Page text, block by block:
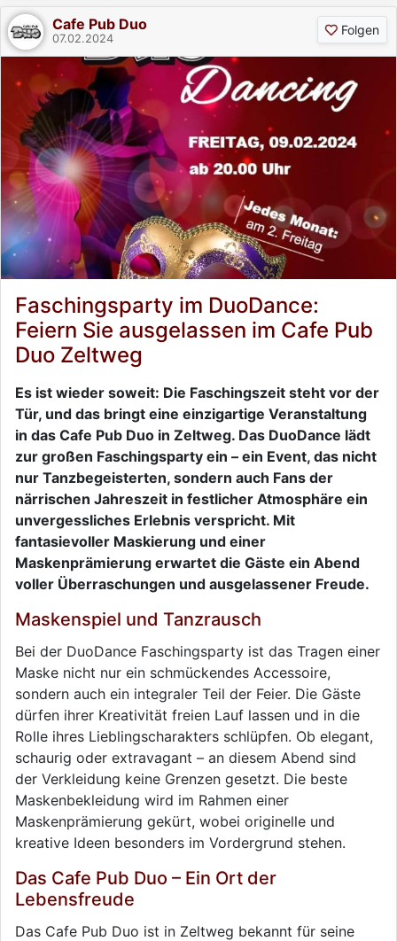
Cafe Pub Duo
07.02.2024
Folgen
Faschingsparty im DuoDance:
Feiern Sie ausgelassen im Cafe Pub
Duo Zeltweg
Es ist wieder soweit: Die Faschingszeit steht vor der
Tür, und das bringt eine einzigartige Veranstaltung
in das Cafe Pub Duo in Zeltweg. Das DuoDance lädt
zur großen Faschingsparty ein – ein Event, das nicht
nur Tanzbegeisterten, sondern auch Fans der
närrischen Jahreszeit in festlicher Atmosphäre ein
unvergessliches Erlebnis verspricht. Mit
fantasievoller Maskierung und einer
Maskenprämierung erwartet die Gäste ein Abend
voller Überraschungen und ausgelassener Freude.
Maskenspiel und Tanzrausch
Bei der DuoDance Faschingsparty ist das Tragen einer
Maske nicht nur ein schmückendes Accessoire,
sondern auch ein integraler Teil der Feier. Die Gäste
dürfen ihrer Kreativität freien Lauf lassen und in die
Rolle ihres Lieblingscharakters schlüpfen. Ob elegant,
schaurig oder extravagant – an diesem Abend sind
der Verkleidung keine Grenzen gesetzt. Die beste
Maskenbekleidung wird im Rahmen einer
Maskenprämierung gekürt, wobei originelle und
kreative Ideen besonders im Vordergrund stehen.
Das Cafe Pub Duo – Ein Ort der
Lebensfreude
Das Cafe Pub Duo ist in Zeltweg bekannt für seine